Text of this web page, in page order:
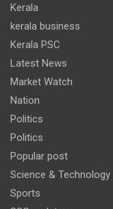
Kerala
kerala business
Kerala PSC
Latest News
Market Watch
Nation
Politics
Politics
Popular post
Science & Technology
Sports